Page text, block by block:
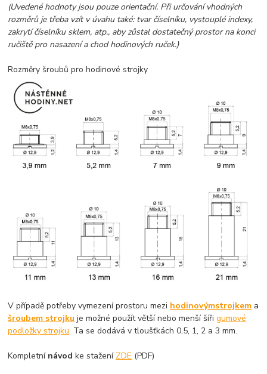
(Uvedené hodnoty jsou pouze orientační. Při určování vhodných
rozměrů je třeba vzít v úvahu také: tvar číselníku, vystouplé indexy,
zakrytí číselníku sklem, atp., aby zůstal dostatečný prostor na konci
ručiště pro nasazení a chod hodinových ruček.)
Rozměry šroubů pro hodinové strojky
V případě potřeby vymezení prostoru mezi hodinovýmstrojkem a
šroubem strojku je možné použít větší nebo menší šířigumové
podložky strojku. Ta se dodává v tloušťkách 0,5, 1, 2 a 3 mm.
Kompletní návod ke stažení ZDE (PDF)